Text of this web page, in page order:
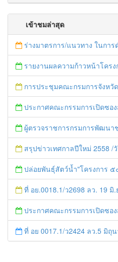
เข้าชมล่าสุด
ร่างมาตรการ/แนวทาง ในการดำเนินการประกอบการตรวจ
รายงานผลความก้าวหน้าโครงการจัดการแก้ไขปัญห
การประชุมคณะกรมการจังหวัด/หน.ส่วนราชการประจำ
ประกาศคณะกรรมการเปิดซอ
ผู้ตรวจราชการกรมการพัฒนาชุมชน คัดเลือกข้าราชการและลูกจ้างดีเด่น และหน่วยงานพัฒน
สรุปข่าวเทศกาลปีใหม่ 2558 /
ปล่อยพันธุ์สัตว์น้ำ"โครงการ ๕๐ ล้านกุ้ง/ปลา ฟื้นชี
ที่ อย.0018.1/ว2698 ลว. 19 มิ.ย.58 เรื่อง การแก้ไขปัญ
ประกาศคณะกรรมการเปิดซอ
ที่ อย 0017.1/ว2424 ลว.5 มิถุนายน 2558 เรื่อง แจ้งกำหนดตรวจประเมินและให้คะแนนหน่วยงานที่สมัครเข้าร่วมโครงการพัฒนาหน่วยงานต้นแบบในการจัดตั้งศูนย์ข้